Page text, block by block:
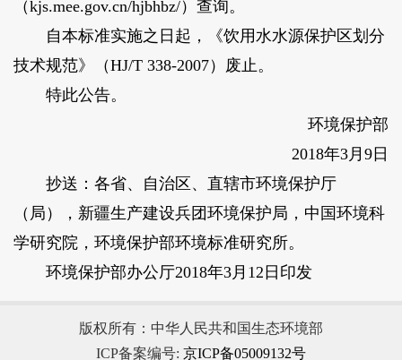
（kjs.mee.gov.cn/hjbhbz/）查询。
自本标准实施之日起，《饮用水水源保护区划分
技术规范》（HJ/T 338-2007）废止。
特此公告。
环境保护部
2018年3月9日
抄送：各省、自治区、直辖市环境保护厅
（局），新疆生产建设兵团环境保护局，中国环境科
学研究院，环境保护部环境标准研究所。
环境保护部办公厅2018年3月12日印发
版权所有：中华人民共和国生态环境部
ICP备案编号: 京ICP备05009132号